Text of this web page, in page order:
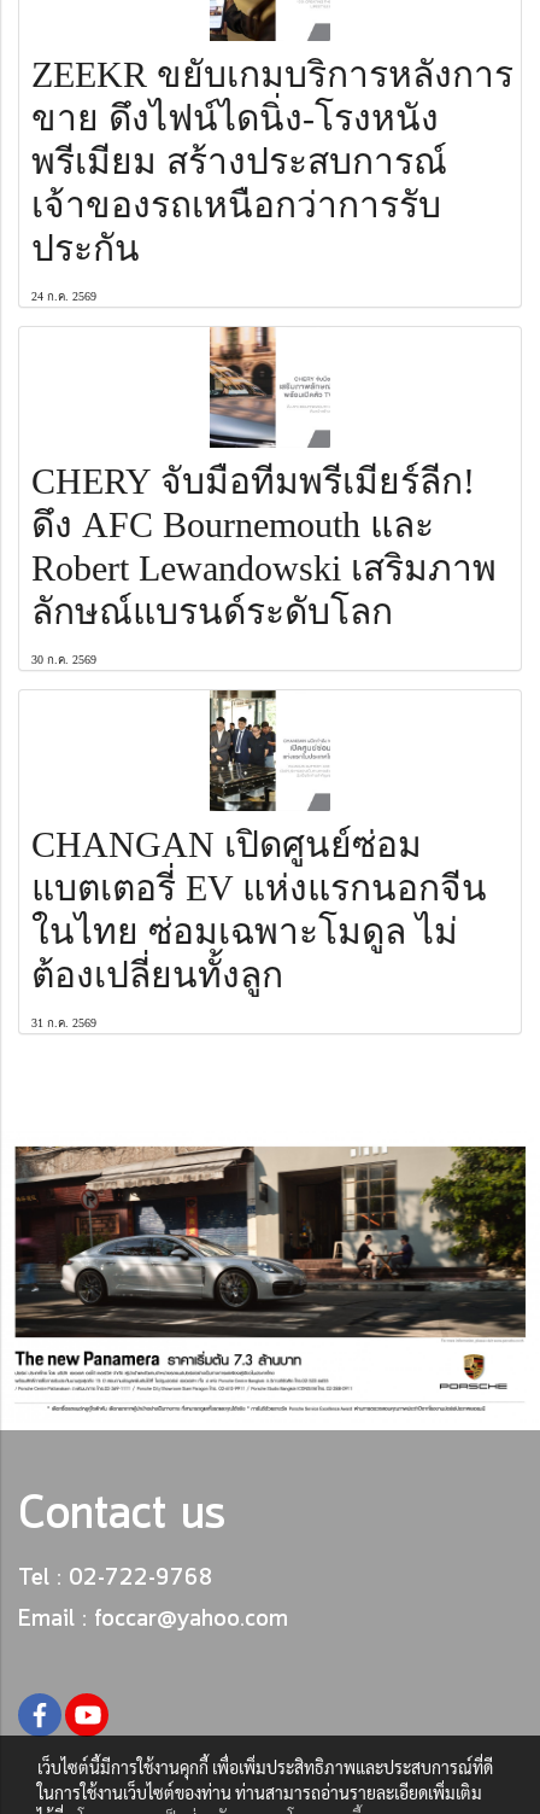
ZEEKR ขยับเกมบริการหลังการ
ขาย ดึงไฟน์ไดนิ่ง-โรงหนัง
พรีเมียม สร้างประสบการณ์
เจ้าของรถเหนือกว่าการรับ
ประกัน
24 ก.ค. 2569
CHERY จับมือทีมพรีเมียร์ลีก!
ดึง AFC Bournemouth และ
Robert Lewandowski เสริมภาพ
ลักษณ์แบรนด์ระดับโลก
30 ก.ค. 2569
CHANGAN เปิดศูนย์ซ่อม
แบตเตอรี่ EV แห่งแรกนอกจีน
ในไทย ซ่อมเฉพาะโมดูล ไม่
ต้องเปลี่ยนทั้งลูก
31 ก.ค. 2569
Contact us
Tel : 02-722-9768
Email : foccar@yahoo.com
เว็บไซต์นี้มีการใช้งานคุกกี้ เพื่อเพิ่มประสิทธิภาพและประสบการณ์ที่ดี
ในการใช้งานเว็บไซต์ของท่าน ท่านสามารถอ่านรายละเอียดเพิ่มเติม